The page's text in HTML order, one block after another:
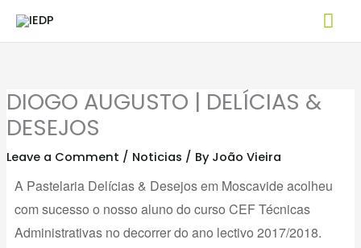
DIOGO AUGUSTO | DELÍCIAS &
DESEJOS
Leave a Comment / Noticias / By João Vieira
A Pastelaria Delícias & Desejos em Moscavide acolheu
com sucesso o nosso aluno do curso CEF Técnicas
Administrativas no decorrer do ano lectivo 2017/2018.